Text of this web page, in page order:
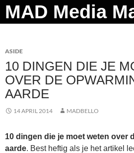
Ga
naar
Zoeken
ASIDE
10 DINGEN DIE JE
OVER DE
AARDE
14 APRIL 2014 MADBELLO
10 dingen die je moet weten over
aarde. Best heftig als je het artikel